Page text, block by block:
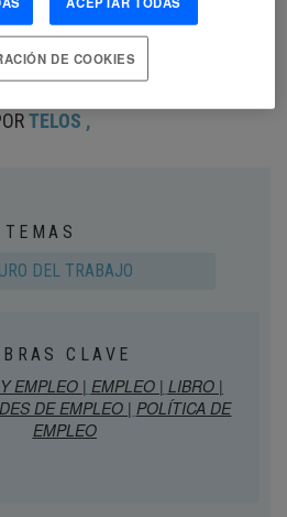
autores Mónica Quintana y David
con el miembro del comité
Martínez-Cortiña, sobre los temas
definen el futuro profesional.
TELOS ,
TEMAS
DEL TRABAJO
CLAVE
EMPLEO | EMPLEO | LIBRO |
DE EMPLEO | POLÍTICA DE
EMPLEO
DE COOKIES